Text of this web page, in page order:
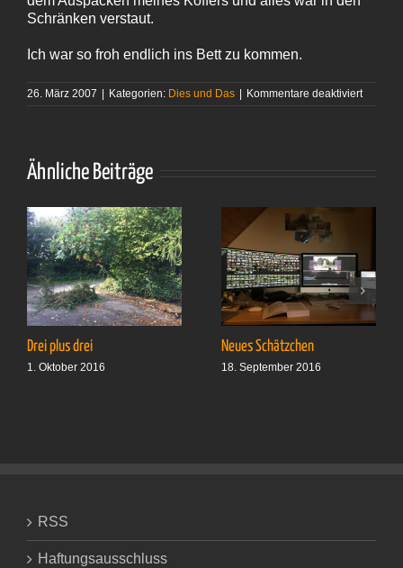
Schränken verstaut.
Ich war so froh endlich ins Bett zu kommen.
26. März 2007 | Kategorien: Dies und Das | Kommentare deaktiviertfür
Ähnliche Beiträge
Drei plus drei
1. Oktober 2016
Neues Schätzchen
18. September 2016
RSS
Haftungsausschluss